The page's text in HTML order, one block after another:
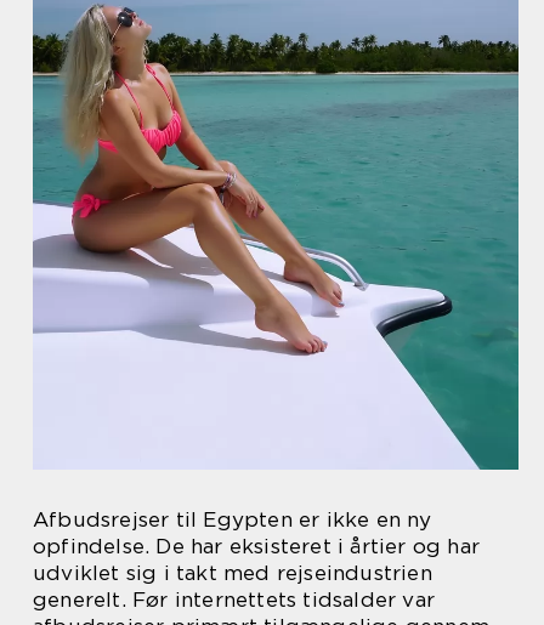
Afbudsrejser til Egypten er ikke en ny
opfindelse. De har eksisteret i årtier og har
udviklet sig i takt med rejseindustrien
generelt. Før internettets tidsalder var